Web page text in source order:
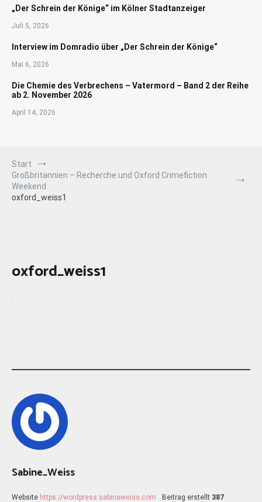
„Der Schrein der Könige“ im Kölner Stadtanzeiger
Juli 5, 2026
Interview im Domradio über „Der Schrein der Könige“
Mai 6, 2026
Die Chemie des Verbrechens – Vatermord – Band 2 der Reihe
ab 2. November 2026
April 14, 2026
Start
Großbritannien – Recherche und Oxford Crimefiction
Weekend
oxford_weiss1
oxford_weiss1
Sabine_Weiss
Website https://wordpress.sabineweiss.com Beitrag erstellt 387